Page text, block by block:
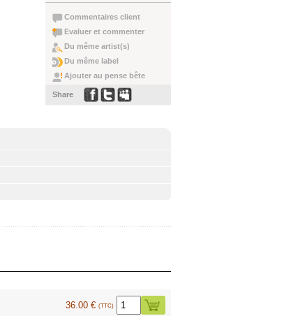
Commentaires client
Evaluer et commenter
Du même artist(s)
Du même label
Ajouter au pense bête
Share
36.00 € (TTC)